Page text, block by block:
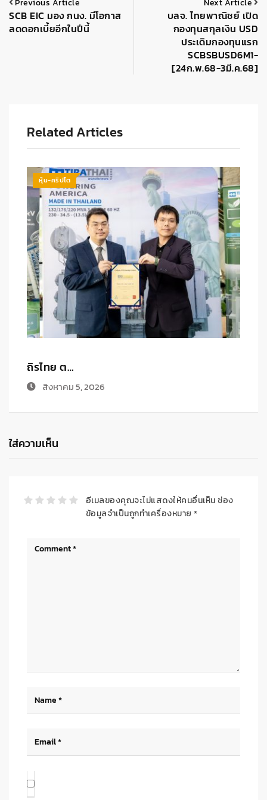
Previous Article
SCB EIC มอง กนง. มีโอกาส
ลดดอกเบี้ยอีกในปีนี้
Next Article
บลจ. ไทยพาณิชย์ เปิด
กองทุนสกุลเงิน USD
ประเดิมกองทุนแรก
SCBSBUSD6M1-
[24ก.พ.68-3มี.ค.68]
Related Articles
หุ้น-คริปโต
ถิรไทย ต…
สิงหาคม 5, 2026
ใส่ความเห็น
อีเมลของคุณจะไม่แสดงให้คนอื่นเห็น ช่อง
ข้อมูลจำเป็นถูกทำเครื่องหมาย *